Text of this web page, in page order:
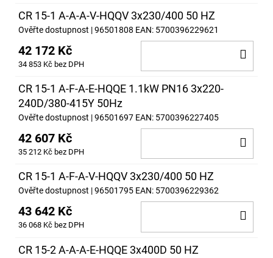
CR 15-1 A-A-A-V-HQQV 3x230/400 50 HZ
Ověřte dostupnost | 96501808 EAN: 5700396229621
42 172 Kč
34 853 Kč bez DPH
CR 15-1 A-F-A-E-HQQE 1.1kW PN16 3x220-
240D/380-415Y 50Hz
Ověřte dostupnost | 96501697 EAN: 5700396227405
42 607 Kč
35 212 Kč bez DPH
CR 15-1 A-F-A-V-HQQV 3x230/400 50 HZ
Ověřte dostupnost | 96501795 EAN: 5700396229362
43 642 Kč
36 068 Kč bez DPH
CR 15-2 A-A-A-E-HQQE 3x400D 50 HZ